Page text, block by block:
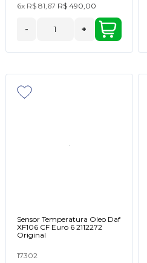
6x R$ 81,67 R$ 490,00
- +
Sensor Temperatura Oleo Daf
XF106 CF Euro 6 2112272
Original
17302